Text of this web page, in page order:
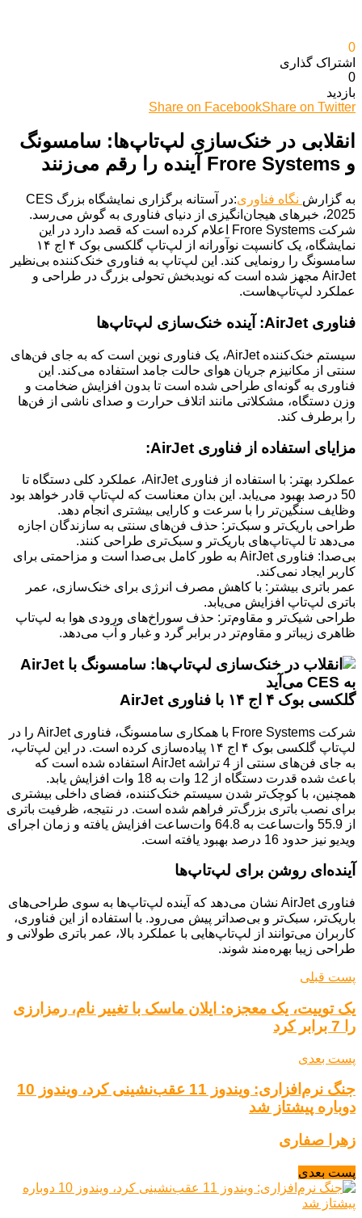
0
اشتراک گذاری‌
0
بازدید
Share on FacebookShare on Twitter
انقلابی در خنک‌سازی لپ‌تاپ‌ها: سامسونگ
و Frore Systems آینده را رقم می‌زنند
به گزارش نگاه فناوری
:در آستانه برگزاری نمایشگاه بزرگ CES
2025، خبرهای هیجان‌انگیزی از دنیای فناوری به گوش می‌رسد.
شرکت Frore Systems اعلام کرده است که قصد دارد در این
نمایشگاه، یک کانسپت نوآورانه از لپ‌تاپ گلکسی بوک ۴ اج ۱۴
سامسونگ را رونمایی کند. این لپ‌تاپ به فناوری خنک‌کننده بی‌نظیر
AirJet مجهز شده است که نویدبخش تحولی بزرگ در طراحی و
عملکرد لپ‌تاپ‌هاست.
فناوری AirJet: آینده خنک‌سازی لپ‌تاپ‌ها
سیستم خنک‌کننده AirJet، یک فناوری نوین است که به جای فن‌های
سنتی از مکانیزم جریان هوای حالت جامد استفاده می‌کند. این
فناوری به گونه‌ای طراحی شده است تا بدون افزایش ضخامت و
وزن دستگاه، مشکلاتی مانند اتلاف حرارت و صدای ناشی از فن‌ها
را برطرف کند.
مزایای استفاده از فناوری AirJet:
عملکرد بهتر: با استفاده از فناوری AirJet، عملکرد کلی دستگاه تا
50 درصد بهبود می‌یابد. این بدان معناست که لپ‌تاپ قادر خواهد بود
وظایف سنگین‌تر را با سرعت و کارایی بیشتری انجام دهد.
طراحی باریک‌تر و سبک‌تر: حذف فن‌های سنتی به سازندگان اجازه
می‌دهد تا لپ‌تاپ‌های باریک‌تر و سبک‌تری طراحی کنند.
بی‌صدا: فناوری AirJet به طور کامل بی‌صدا است و مزاحمتی برای
کاربر ایجاد نمی‌کند.
عمر باتری بیشتر: با کاهش مصرف انرژی برای خنک‌سازی، عمر
باتری لپ‌تاپ افزایش می‌یابد.
طراحی شیک‌تر و مقاوم‌تر: حذف سوراخ‌های ورودی هوا به لپ‌تاپ
ظاهری زیباتر و مقاوم‌تر در برابر گرد و غبار و آب می‌دهد.
گلکسی بوک ۴ اج ۱۴ با فناوری AirJet
شرکت Frore Systems با همکاری سامسونگ، فناوری AirJet را در
لپ‌تاپ گلکسی بوک ۴ اج ۱۴ پیاده‌سازی کرده است. در این لپ‌تاپ،
به جای فن‌های سنتی از 4 تراشه AirJet استفاده شده است که
باعث شده قدرت دستگاه از 12 وات به 18 وات افزایش یابد.
همچنین، با کوچک‌تر شدن سیستم خنک‌کننده، فضای داخلی بیشتری
برای نصب باتری بزرگ‌تر فراهم شده است. در نتیجه، ظرفیت باتری
از 55.9 وات‌ساعت به 64.8 وات‌ساعت افزایش یافته و زمان اجرای
ویدیو نیز حدود 16 درصد بهبود یافته است.
آینده‌ای روشن برای لپ‌تاپ‌ها
فناوری AirJet نشان می‌دهد که آینده لپ‌تاپ‌ها به سوی طراحی‌های
باریک‌تر، سبک‌تر و بی‌صدا‌تر پیش می‌رود. با استفاده از این فناوری،
کاربران می‌توانند از لپ‌تاپ‌هایی با عملکرد بالا، عمر باتری طولانی و
طراحی زیبا بهره‌مند شوند.
پست قبلی
یک توییت، یک معجزه: ایلان ماسک با تغییر نام، رمزارزی
را 7 برابر کرد
پست بعدی
جنگ نرم‌افزاری: ویندوز 11 عقب‌نشینی کرد، ویندوز 10
دوباره پیشتاز شد
زهرا صفاری
پست بعدی